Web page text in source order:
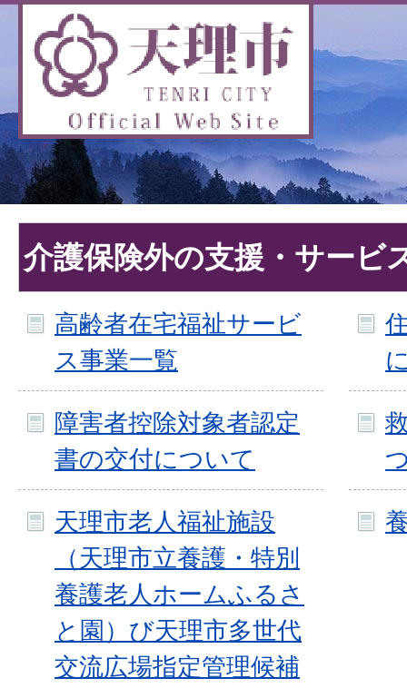
介護保険外の支援・サービ
高齢者在宅福祉サービ
ス事業一覧
障害者控除対象者認定
書の交付について
天理市老人福祉施設
（天理市立養護・特別
養護老人ホームふるさ
と園）び天理市多世代
交流広場指定管理候補